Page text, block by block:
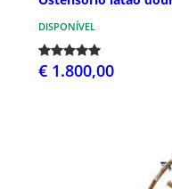
DISPONÍVEL
€ 1.800,00